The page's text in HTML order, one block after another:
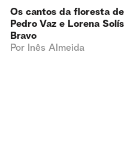
Os cantos da floresta de
Pedro Vaz e Lorena Solís
Bravo
Por
Inês Almeida